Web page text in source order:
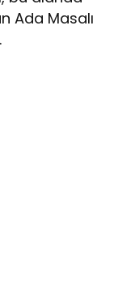
Ada Masalı